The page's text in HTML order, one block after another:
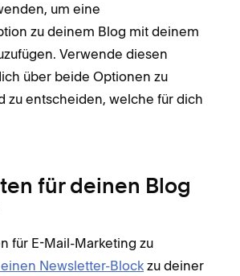
um eine
zu deinem Blog mit deinem
Verwende diesen
über beide Optionen zu
zu entscheiden, welche für dich
für deinen Blog
für E-Mail-Marketing zu
Newsletter-Block zu deiner